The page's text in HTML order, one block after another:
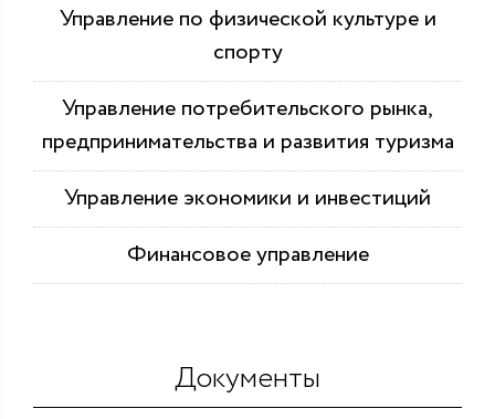
Управление по физической культуре и
спорту
Управление потребительского рынка,
предпринимательства и развития туризма
Управление экономики и инвестиций
Финансовое управление
Документы